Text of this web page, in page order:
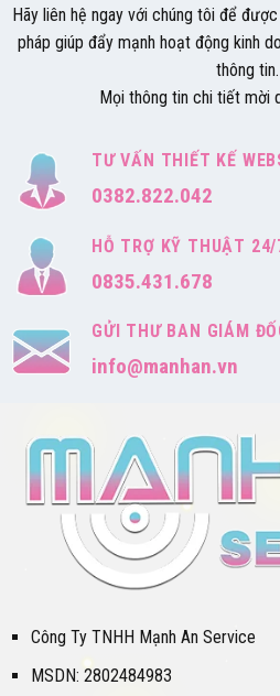
Hãy liên hệ ngay với chúng tôi để
pháp giúp đẩy mạnh hoạt động kinh
thông tin.
Mọi thông tin chi tiết mời
TƯ VẤN THIẾT KẾ
0382.822.042
HỖ TRỢ KỸ THUẬT 24/
0835.431.678
GỬI THƯ BAN GIÁM
info@manhan.vn
Công Ty TNHH Mạnh An Service
MSDN: 2802484983